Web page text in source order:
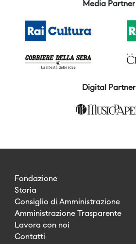
Media Partner
Digital Partner
Fondazione
Storia
Consiglio di Amministrazione
Amministrazione Trasparente
Lavora con noi
Contatti